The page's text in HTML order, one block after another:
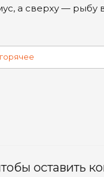
а сверху —
горячее
оставить